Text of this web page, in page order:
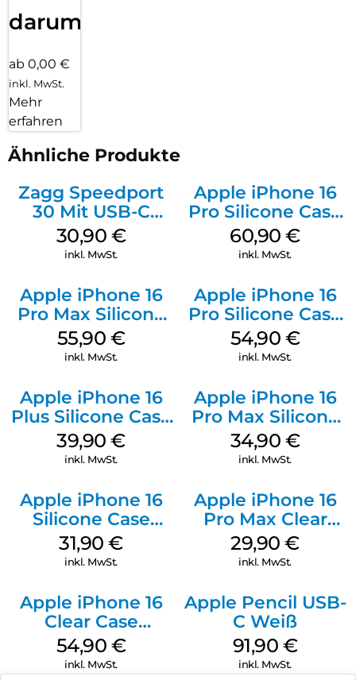
darum!
ab 0,00 €
inkl. MwSt.
Mehr
erfahren
Ähnliche Produkte
Zagg Speedport
30 Mit USB-C
Kabel Weiß
30,90 €
inkl. MwSt.
Apple iPhone 16
Pro Silicone Case
MagSafe Stone
Gray
60,90€
inkl. MwSt.
Apple iPhone 16
Pro Max Silicone
Case MagSafe
Stone Gray
55,90 €
inkl. MwSt.
Apple iPhone 16
Pro Silicone Case
MagSafe Black
54,90 €
inkl. MwSt.
Apple iPhone 16
Plus Silicone Case
MagSafe Plum
39,90€
inkl. MwSt.
Apple iPhone 16
Pro Max Silicone
Case MagSafe
Denim
34,90 €
inkl. MwSt.
Apple iPhone 16
Silicone Case
MagSafe Fuchsia
31,90€
inkl. MwSt.
Apple iPhone 16
Pro Max Clear
Case MagSafe
Transparent
29,90€
inkl. MwSt.
Apple iPhone 16
Clear Case
MagSafe
Transparent
54,90 €
inkl. MwSt.
Apple Pencil USB-
C Weiß
91,90 €
inkl. MwSt.